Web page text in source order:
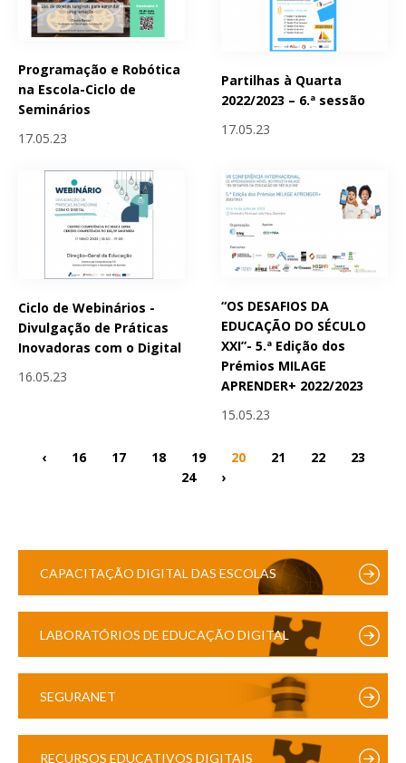
Programação e Robótica
na Escola-Ciclo de
Seminários
17.05.23
Partilhas à Quarta
2022/2023 – 6.ª sessão
17.05.23
Ciclo de Webinários -
Divulgação de Práticas
Inovadoras com o Digital
16.05.23
“OS DESAFIOS DA
EDUCAÇÃO DO SÉCULO
XXI”- 5.ª Edição dos
Prémios MILAGE
APRENDER+ 2022/2023
15.05.23
‹ 16 17 18 19 20 21 22
23
24
›
CAPACITAÇÃO DIGITAL DAS ESCOLAS
LABORATÓRIOS DE EDUCAÇÃO DIGITAL
SEGURANET
RECURSOS EDUCATIVOS DIGITAIS